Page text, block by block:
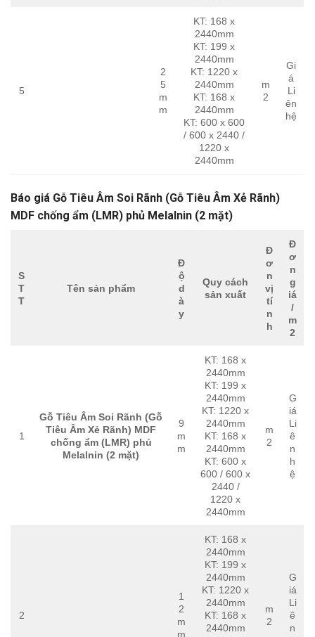
5
2
5
m
m
KT: 168 x
2440mm
KT: 199 x
2440mm
KT: 1220 x
2440mm
KT: 168 x
2440mm
KT: 600 x 600
/ 600 x 2440 /
1220 x
2440mm
m
2
Gi
á
Li
ên
hệ
Báo giá Gỗ Tiêu Âm Soi Rãnh (Gỗ Tiêu Âm Xẻ Rãnh)
MDF chống ẩm (LMR) phủ Melalnin (2 mặt)
S
T
T
Tên sản phẩm
Đ
ộ
d
à
y
Quy cách
sản xuất
Đ
ơ
n
vị
tí
n
h
Đ
ơ
n
g
iá
/
m
2
1
Gỗ Tiêu Âm Soi Rãnh (Gỗ
Tiêu Âm Xẻ Rãnh) MDF
chống ẩm (LMR) phủ
Melalnin (2 mặt)
9
m
m
KT: 168 x
2440mm
KT: 199 x
2440mm
KT: 1220 x
2440mm
KT: 168 x
2440mm
KT: 600 x
600 / 600 x
2440 /
1220 x
2440mm
m
2
G
iá
Li
ê
n
h
ệ
2
1
2
m
m
KT: 168 x
2440mm
KT: 199 x
2440mm
KT: 1220 x
2440mm
KT: 168 x
2440mm
m
2
G
iá
Li
ê
n